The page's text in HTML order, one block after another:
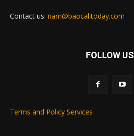
Contact us: nam@baocalitoday.com
FOLLOW US
Terms and Policy Services